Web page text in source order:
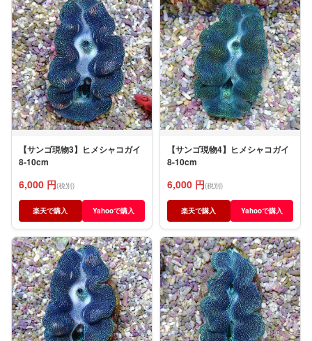
【サンゴ現物3】ヒメシャコガイ
8-10cm
6,000 円(税別)
楽天で購入 Yahooで購入
【サンゴ現物4】ヒメシャコガイ
8-10cm
6,000 円(税別)
楽天で購入 Yahooで購入